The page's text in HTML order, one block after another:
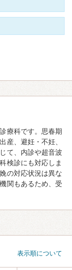
療科です。思春期
産、避妊・不妊、
て、内診や超音波
検診にも対応しま
の対応状況は異な
関もあるため、受
表示順について